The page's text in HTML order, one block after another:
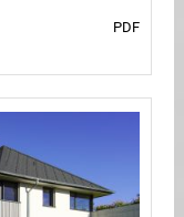
PDF